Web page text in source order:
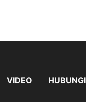
VIDEO HUBUNGI